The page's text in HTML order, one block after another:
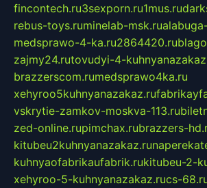
fincontech.ru3sexporn.ru1mus.ru
rebus-toys.ruminelab-msk.ru
medsprawo-4-ka.ru2864420.ru
zajmy24.rutovudyi-4-
brazzerscom.rumedsprawo4ka.ru
xehyroo5kuhnyanazakaz.ru
vskrytie-zamkov-moskva-113.ru
zed-online.rupimchax.rubrazzers-
kitubeu2kuhnyanazakaz.ru
kuhnyaofabrikaufabrik.rukitubeu-2-
xehyroo-5-kuhnyanazakaz.rucs-